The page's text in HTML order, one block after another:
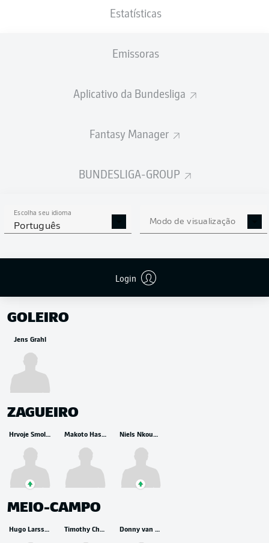
Estatísticas
Emissoras
Aplicativo da Bundesliga
Fantasy Manager
BUNDESLIGA-GROUP
Escolha seu idioma
Português Modo de visualização
Login
Kevin Trapp
Ellyes Skhiri Mario Götze
GOLEIRO
Jens Grahl
ZAGUEIRO
Hrvoje Smolčić Makoto Hasebe Niels Nkounkou
MEIO-CAMPO
Hugo Larsson Timothy Chandler Donny van de Beek